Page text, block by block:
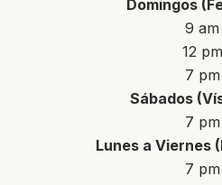
Domingos
9 am
12 pm
7 pm
Sábados
7 pm
Lunes a Viernes
7 pm